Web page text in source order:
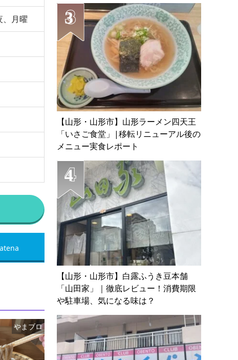
月曜
やまブロ
【山形・山形市】山形ラーメン四天王
「いさご食堂」|移転リニューアル後の
メニュー実食レポート
【山形・山形市】白露ふうき豆本舗
「山田家」｜徹底レビュー！消費期限
や駐車場、気になる味は？